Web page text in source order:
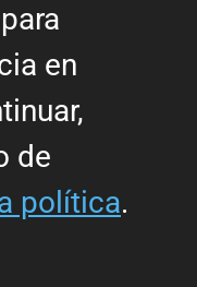
en
de
política.